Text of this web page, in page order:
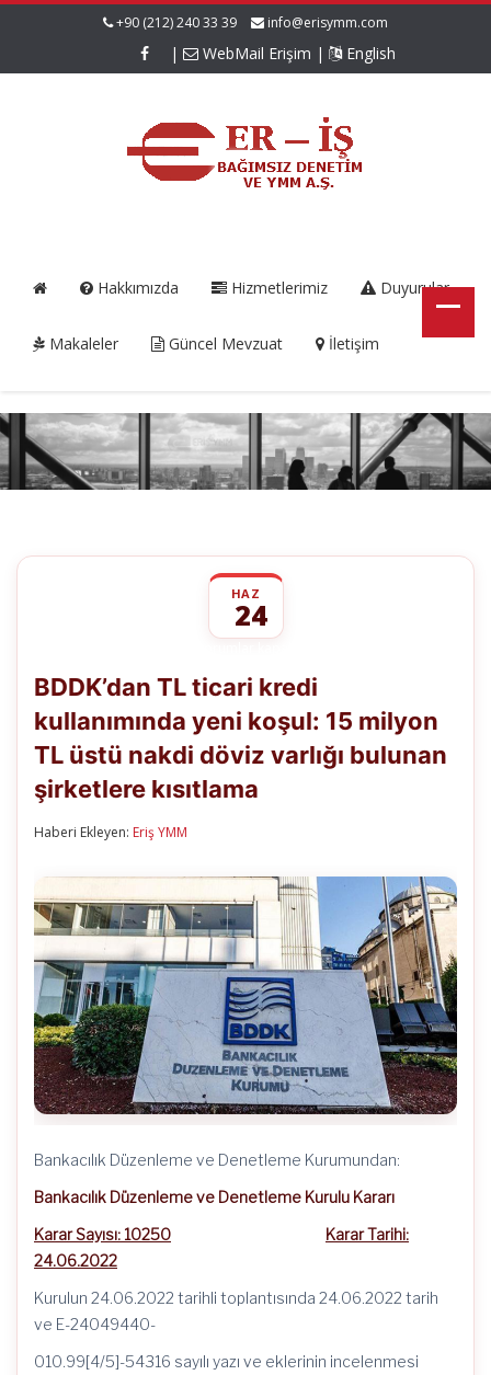
+90 (212) 240 33 39 info@erisymm.com
| WebMail Erişim | English
Hakkımızda Hizmetlerimiz Duyurular
Makaleler Güncel Mevzuat İletişim
HAZ
24
ticari
kredi
kullanımında
koşul:
15
milyon
bulunan
şirketlere
kısıtlama
için
BDDK’dan TL ticari kredi
kullanımında yeni koşul: 15 milyon
TL üstü nakdi döviz varlığı bulunan
şirketlere kısıtlama
Haberi Ekleyen: Eriş YMM
Bankacılık Düzenleme ve Denetleme Kurumundan:
Bankacılık Düzenleme ve Denetleme Kurulu Kararı
Karar Sayısı: 10250
Karar Tarihi:
24.06.2022
Kurulun 24.06.2022 tarihli toplantısında 24.06.2022 tarih
ve E-24049440-
010.99[4/5]-54316 sayılı yazı ve eklerinin incelenmesi